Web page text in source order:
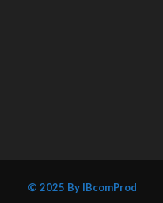
© 2025 By IBcomProd